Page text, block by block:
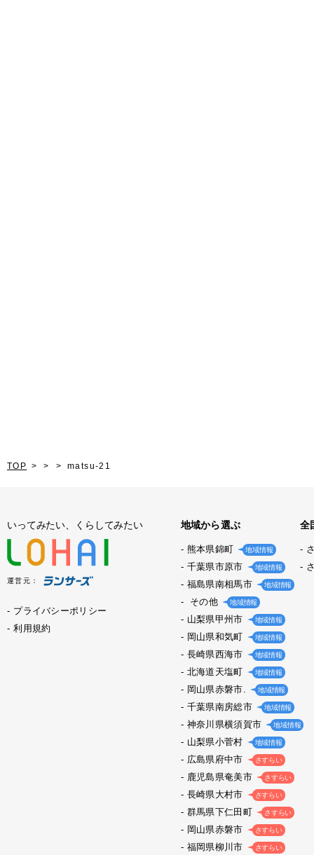
TOP matsu-21
いってみたい、くらしてみたい
運営元：
プライバシーポリシー
利用規約
地域から選ぶ
熊本県錦町 地域情報
千葉県市原市 地域情報
福島県南相馬市 地域情報
その他 地域情報
山梨県甲州市 地域情報
岡山県和気町 地域情報
長崎県西海市 地域情報
北海道天塩町 地域情報
岡山県赤磐市. 地域情報
千葉県南房総市 地域情報
神奈川県横須賀市 地域情報
山梨県小菅村 地域情報
広島県府中市 さすらい
鹿児島県奄美市 さすらい
長崎県大村市 さすらい
群馬県下仁田町 さすらい
岡山県赤磐市 さすらい
福岡県柳川市 さすらい
全